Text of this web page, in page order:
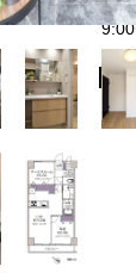
営